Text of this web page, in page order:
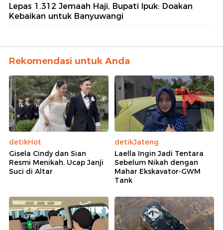
Lepas 1.312 Jemaah Haji, Bupati Ipuk: Doakan
Kebaikan untuk Banyuwangi
Rekomendasi untuk Anda
detikHot
Gisela Cindy dan Sian
Resmi Menikah, Ucap Janji
Suci di Altar
detikJateng
Laella Ingin Jadi Tentara
Sebelum Nikah dengan
Mahar Ekskavator-GWM
Tank